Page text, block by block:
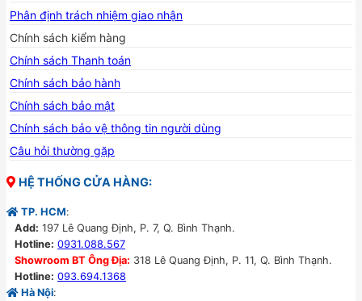
Phân định trách nhiệm giao nhận
Chính sách kiểm hàng
Chính sách Thanh toán
Chính sách bảo hành
Chính sách bảo mật
Chính sách bảo vệ thông tin người dùng
Câu hỏi thường gặp
HỆ THỐNG CỬA HÀNG:
TP. HCM:
Add: 197 Lê Quang Định, P. 7, Q. Bình Thạnh.
Hotline: 0931.088.567
Showroom BT Ông Địa: 318 Lê Quang Định, P. 11, Q. Bình Thạnh.
Hotline: 093.694.1368
Hà Nội: